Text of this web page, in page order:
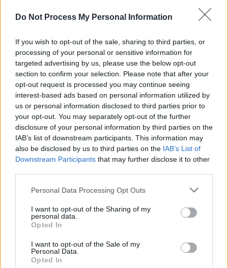
Do Not Process My Personal Information
If you wish to opt-out of the sale, sharing to third parties, or
processing of your personal or sensitive information for
targeted advertising by us, please use the below opt-out
section to confirm your selection. Please note that after your
opt-out request is processed you may continue seeing
interest-based ads based on personal information utilized by
us or personal information disclosed to third parties prior to
your opt-out. You may separately opt-out of the further
disclosure of your personal information by third parties on the
IAB’s list of downstream participants. This information may
also be disclosed by us to third parties on the IAB’s List of
Downstream Participants that may further disclose it to other
Personal Data Processing Opt Outs
I want to opt-out of the Sharing of my
personal data.
Opted In
I want to opt-out of the Sale of my
Personal Data.
Opted In
PSD
UDMR
PMP (Tomac)
Forța Dreptei (L. Orban)
PNȚMM
REPER
SENS
SOS (Șoșoacă)
POT (Gavrilă)
Acțiunea Conservatoare (Târziu)
PUSL (D. Voiculescu)
PNȚCD (Pavelescu)
PNCR (Terheș)
Partidul Patrioților (Surugiu)